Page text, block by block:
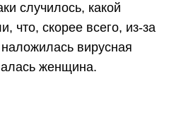
случилось, какой
что, скорее всего, из-за
вирусная
женщина.